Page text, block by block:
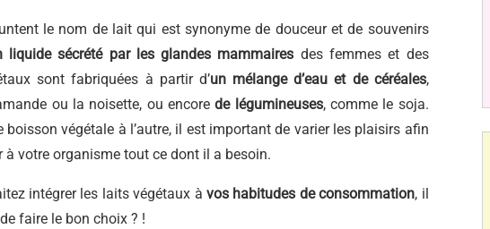
le nom de lait qui est synonyme de douceur et de souvenirs
liquide sécrété par les glandes mammaires des femmes et des
sont fabriquées à partir d’un mélange d’eau et de céréales,
ou la noisette, ou encorede légumineuses, comme le soja.
boisson végétale à l’autre, il est important de varier les plaisirs afin
à votre organisme tout ce dont il a besoin.
intégrer les laits végétaux àvos habitudes de consommation, il
faire le bon choix ? !